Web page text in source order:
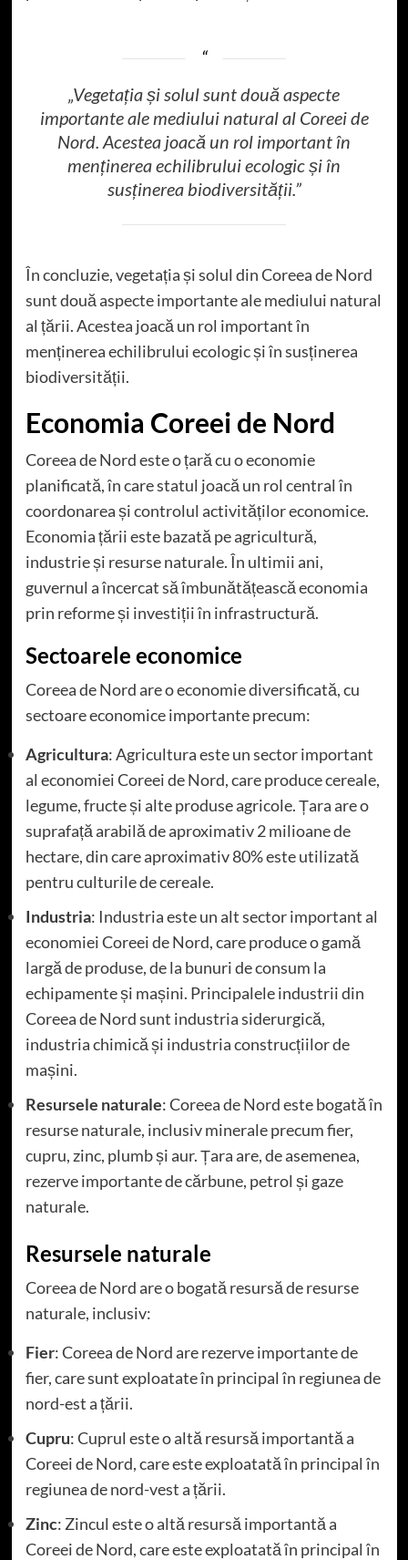
„Vegetația și solul sunt două aspecte
importante ale mediului natural al Coreei de
Nord. Acestea joacă un rol important în
menținerea echilibrului ecologic și în
susținerea biodiversității.”
În concluzie, vegetația și solul din Coreea de Nord
sunt două aspecte importante ale mediului natural
al țării. Acestea joacă un rol important în
menținerea echilibrului ecologic și în susținerea
biodiversității.
Economia Coreei de Nord
Coreea de Nord este o țară cu o economie
planificată, în care statul joacă un rol central în
coordonarea și controlul activităților economice.
Economia țării este bazată pe agricultură,
industrie și resurse naturale. În ultimii ani,
guvernul a încercat să îmbunătățească economia
prin reforme și investiții în infrastructură.
Sectoarele economice
Coreea de Nord are o economie diversificată, cu
sectoare economice importante precum:
Agricultura: Agricultura este un sector important
al economiei Coreei de Nord, care produce cereale,
legume, fructe și alte produse agricole. Țara are o
suprafață arabilă de aproximativ 2 milioane de
hectare, din care aproximativ 80% este utilizată
pentru culturile de cereale.
Industria: Industria este un alt sector important al
economiei Coreei de Nord, care produce o gamă
largă de produse, de la bunuri de consum la
echipamente și mașini. Principalele industrii din
Coreea de Nord sunt industria siderurgică,
industria chimică și industria construcțiilor de
mașini.
Resursele naturale: Coreea de Nord este bogată în
resurse naturale, inclusiv minerale precum fier,
cupru, zinc, plumb și aur. Țara are, de asemenea,
rezerve importante de cărbune, petrol și gaze
naturale.
Resursele naturale
Coreea de Nord are o bogată resursă de resurse
naturale, inclusiv:
Fier: Coreea de Nord are rezerve importante de
fier, care sunt exploatate în principal în regiunea de
nord-est a țării.
Cupru: Cuprul este o altă resursă importantă a
Coreei de Nord, care este exploatată în principal în
regiunea de nord-vest a țării.
Zinc: Zincul este o altă resursă importantă a
Coreei de Nord, care este exploatată în principal în